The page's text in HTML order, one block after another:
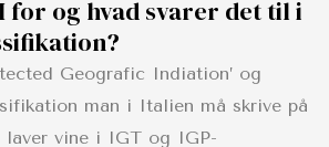
for og hvad svarer det til i
Geografic Indiation’ og
man i Italien må skrive på
laver vine i IGT og IGP-